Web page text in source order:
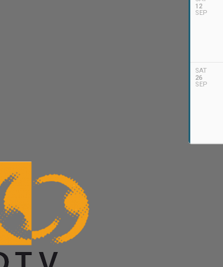
12
SEP
SAT
26
SEP